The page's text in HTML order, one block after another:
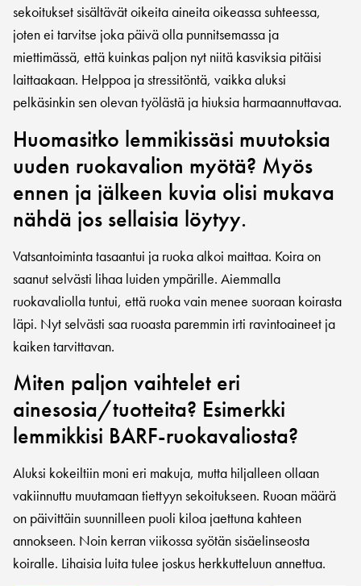
sekoitukset sisältävät oikeita aineita oikeassa suhteessa,
joten ei tarvitse joka päivä olla punnitsemassa ja
miettimässä, että kuinkas paljon nyt niitä kasviksia pitäisi
laittaakaan. Helppoa ja stressitöntä, vaikka aluksi
pelkäsinkin sen olevan työlästä ja hiuksia harmaannuttavaa.
Huomasitko lemmikissäsi muutoksia
uuden ruokavalion myötä? Myös
ennen ja jälkeen kuvia olisi mukava
nähdä jos sellaisia löytyy.
Vatsantoiminta tasaantui ja ruoka alkoi maittaa. Koira on
saanut selvästi lihaa luiden ympärille. Aiemmalla
ruokavaliolla tuntui, että ruoka vain menee suoraan koirasta
läpi. Nyt selvästi saa ruoasta paremmin irti ravintoaineet ja
kaiken tarvittavan.
Miten paljon vaihtelet eri
ainesosia/tuotteita? Esimerkki
lemmikkisi BARF-ruokavaliosta?
Aluksi kokeiltiin moni eri makuja, mutta hiljalleen ollaan
vakiinnuttu muutamaan tiettyyn sekoitukseen. Ruoan määrä
on päivittäin suunnilleen puoli kiloa jaettuna kahteen
annokseen. Noin kerran viikossa syötän sisäelinseosta
koiralle. Lihaisia luita tulee joskus herkkutteluun annettua.